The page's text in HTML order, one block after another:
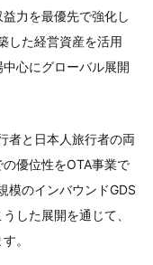
力を最優先で強化し
した経営資産を活用
心にグローバル展開
者と日本人旅行者の両
優位性をOTA事業で
模のインバウンドGDS
した展開を通じて、
。